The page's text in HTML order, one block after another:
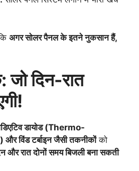
अगर सोलर पैनल के इतने नुकसान हैं,
दिन-रात
डायोड (Thermo-
विंड टर्बाइन जैसी तकनीकोंको
और रात दोनों समय बिजली बना सकती